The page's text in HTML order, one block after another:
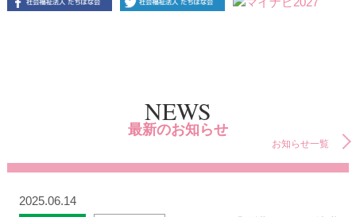
NEWS
最新のお知らせ
お知らせ一覧
2025.06.14